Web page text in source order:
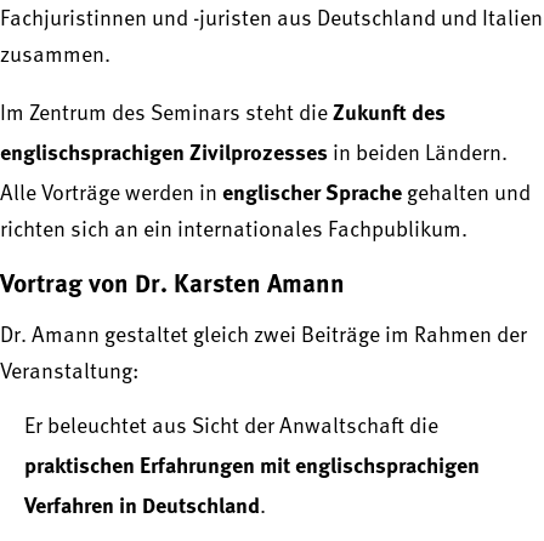
Fachjuristinnen und -juristen aus Deutschland und Italien
zusammen.
Im Zentrum des Seminars steht die Zukunft des
englischsprachigen Zivilprozesses in beiden Ländern.
Alle Vorträge werden in englischer Sprache gehalten und
richten sich an ein internationales Fachpublikum.
Vortrag von Dr. Karsten Amann
Dr. Amann gestaltet gleich zwei Beiträge im Rahmen der
Veranstaltung:
Er beleuchtet aus Sicht der Anwaltschaft die
praktischen Erfahrungen mit englischsprachigen
Verfahren in Deutschland.